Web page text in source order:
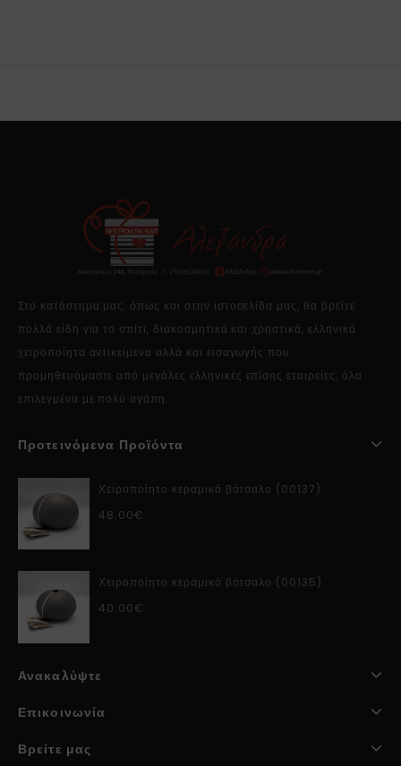
Στο κατάστημα μας, όπως και στην ιστοσελίδα μας, θα βρείτε
πολλά είδη για το σπίτι, διακοσμητικά και χρηστικά, ελληνικά
χειροποίητα αντικείμενα αλλά και εισαγωγής που
προμηθευόμαστε από μεγάλες ελληνικές επίσης εταιρείες, όλα
επιλεγμένα με πολύ αγάπη.
Προτεινόμενα Προϊόντα
Χειροποίητο κεραμικό βότσαλο (00137)
48.00€
Χειροποίητο κεραμικό βότσαλο (00135)
40.00€
Ανακαλύψτε
Επικοινωνία
Βρείτε μας